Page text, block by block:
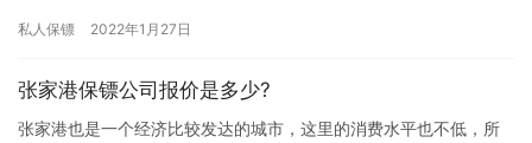
自己到…
私人保镖 2022年1月27日
张家港保镖公司报价是多少?
张家港也是一个经济比较发达的城市，这里的消费水平也不低，所